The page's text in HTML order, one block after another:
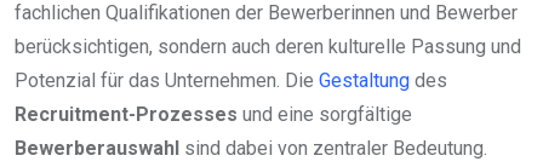
fachlichen Qualifikationen der Bewerberinnen und Bewerber
berücksichtigen, sondern auch deren kulturelle Passung und
Potenzial für das Unternehmen. Die Gestaltung des
Recruitment-Prozesses und eine sorgfältige
Bewerberauswahl sind dabei von zentraler Bedeutung.